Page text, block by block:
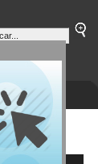
NEGOCIOS